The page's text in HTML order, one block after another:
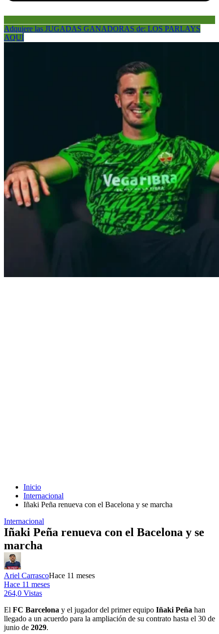
Adquiere las JUGADAS GANADORAS de: LOS PARLAYS
AQUÍ
Inicio
Internacional
Iñaki Peña renueva con el Bacelona y se marcha
Internacional
Iñaki Peña renueva con el Bacelona y se
marcha
Ariel CarrascoHace 11 meses
Hace 11 meses
264,0 Vistas
El FC Barcelona y el jugador del primer equipo Iñaki Peña han
llegado a un acuerdo para la ampliación de su contrato hasta el 30 de
junio de 2029.